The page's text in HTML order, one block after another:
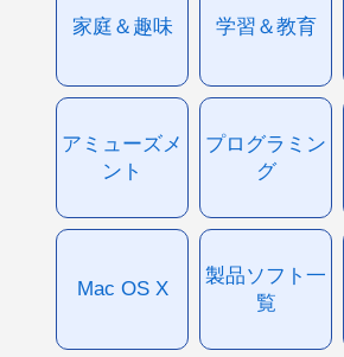
家庭＆趣味 学習＆教育
アミューズメ
ント
プログラミン
グ
Mac OS X
製品ソフト一
覧